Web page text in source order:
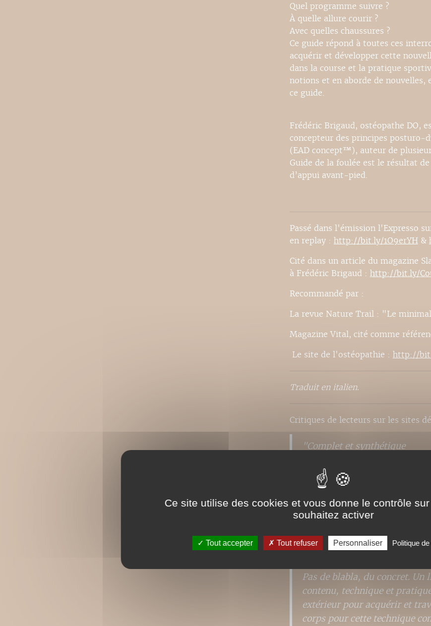
Quel programme suivre ?
À quelle allure courir ?
Avec quelles chaussures ?
Ce guide répond à toutes ces
acquérir et développer cette
dans la course et la pratique
notions et en aborde de nouvelles,
ce guide.
Frédéric Brigaud, ostéopathe DO,
concepteur des principes posturo-
(EAD concept™), auteur de
Guide de la foulée est le résultat
d’appui avant-pied.
Passé dans l'émission l'Expresso
en replay : http://bit.ly/1O9erYH &
Cité dans un article du magazine
à Frédéric Brigaud : http://bit.ly/
Recommandé par :
La revue Nature Trail : "Le
Magazine Vital, cité comme
Le site de l'ostéopathie : http://
Traduit en italien.
Critiques de lecteurs sur les sites
"Complet et synthétique
J'ai apprécié le QR code et
parfois plus parlant que la
anciennes publications de
intéressant de faire une
pour les années à venir ? ;)
"Simple, efficace et
Pas de blabla, du concret.
contenu, technique et
extérieur pour acquérir et
corps pour cette technique
Ce site utilise des cookies et vous donne le contrôle
souhaitez activer
Tout accepter Tout refuser Personnaliser Politique